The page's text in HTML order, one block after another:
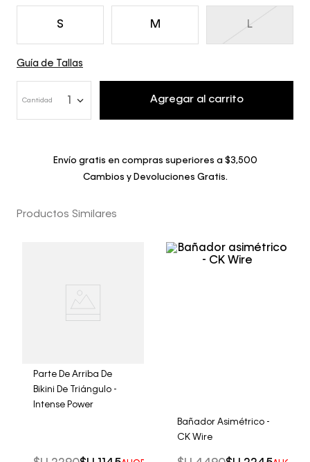
S M L
Guía de Tallas
Cantidad Agregar al carrito
Envío gratis en compras superiores a $3,500
Cambios y Devoluciones Gratis.
Productos Similares
Parte De Arriba De
Bikini De Triángulo -
Intense Power
Bañador Asimétrico -
CK Wire